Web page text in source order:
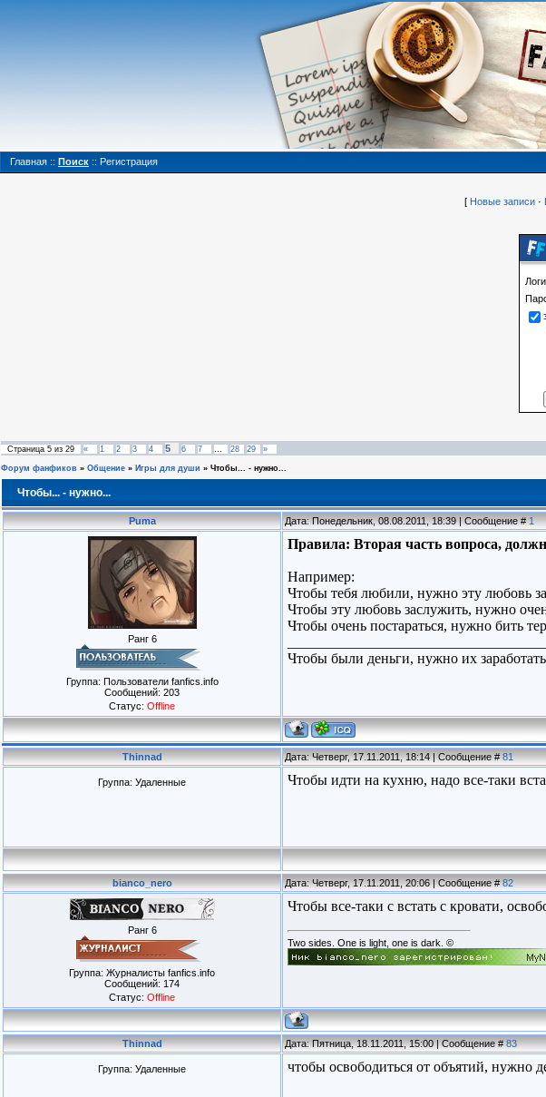
Главная :: Поиск :: Регистрация
[ Новые записи ·
Страница 5 из 29 « 1 2 3 4 5 6 7 … 28 29 »
Форум фанфиков » Общение » Игры для души » Чтобы... - нужно...
Чтобы... - нужно...
Puma Дата: Понедельник, 08.08.2011, 18:39 | Сообщение #1
Ранг 6
Группа: Пользователи fanfics.info
Сообщений: 203
Статус: Offline
Правила: Вторая часть вопроса,
Например:
Чтобы тебя любили, нужно эту любовь
Чтобы эту любовь заслужить, нужно
Чтобы очень постараться, нужно бить
Чтобы были деньги, нужно их
Thinnad Дата: Четверг, 17.11.2011, 18:14 | Сообщение #81
Группа: Удаленные Чтобы идти на кухню, надо все-таки
bianco_nero Дата: Четверг, 17.11.2011, 20:06 | Сообщение #82
Ранг 6
Группа: Журналисты fanfics.info
Сообщений: 174
Статус: Offline
Чтобы все-таки с встать с кровати,
Two sides. One is light, one is dark. ©
Thinnad Дата: Пятница, 18.11.2011, 15:00 | Сообщение #83
Группа: Удаленные чтобы освободиться от объятий, нужно